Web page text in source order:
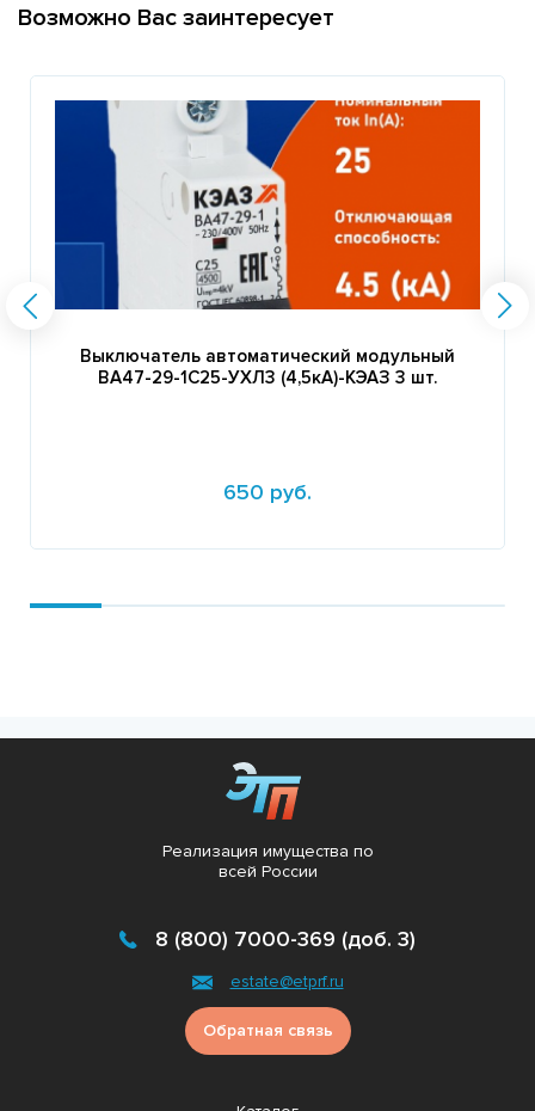
Возможно Вас заинтересует
Выключатель автоматический модульный
ВА47-29-1C25-УХЛ3 (4,5кА)-КЭАЗ 3 шт.
650 руб.
Реализация имущества по
всей России
8 (800) 7000-369 (доб. 3)
estate@etprf.ru
Обратная связь